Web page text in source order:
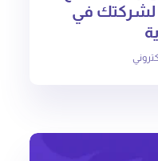
لشركتك في